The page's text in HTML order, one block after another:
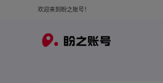
欢迎来到盼之账号！